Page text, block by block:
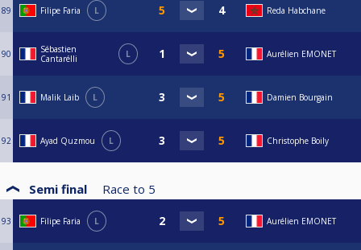
89 Filipe Faria L Reda Habchane
90
Sébastien
Cantarélli
L Aurélien EMONET
91 Malik Laib L Damien Bourgain
92 Ayad Quzmou L Christophe Boily
Semi final Race to 5
93 Filipe Faria L Aurélien EMONET